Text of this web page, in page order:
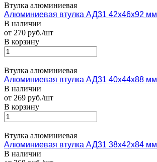
Втулка алюминиевая
Алюминиевая втулка АД31 42x46x92 мм
В наличии
от 270 руб./шт
В корзину
Втулка алюминиевая
Алюминиевая втулка АД31 40x44x88 мм
В наличии
от 269 руб./шт
В корзину
Втулка алюминиевая
Алюминиевая втулка АД31 38x42x84 мм
В наличии